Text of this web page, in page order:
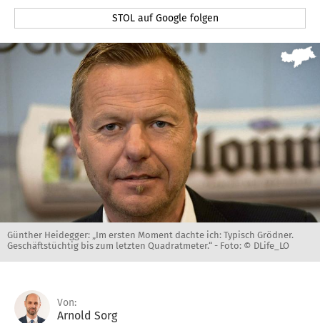
STOL auf Google folgen
Günther Heidegger: „Im ersten Moment dachte ich: Typisch Grödner.
Geschäftstüchtig bis zum letzten Quadratmeter.“ - Foto: © DLife_LO
Von:
Arnold Sorg